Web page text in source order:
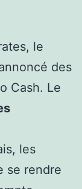
le
des
Cash. Le
les
se rendre